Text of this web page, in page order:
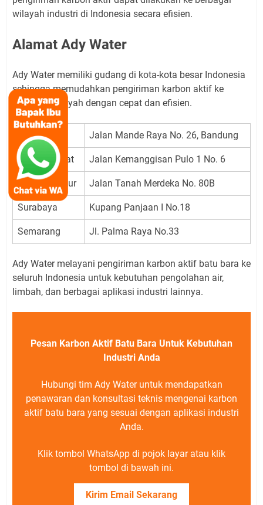
wilayah industri di Indonesia secara efisien.
Alamat Ady Water
Ady Water memiliki gudang di kota-kota besar Indonesia
sehingga memudahkan pengiriman karbon aktif ke
berbagai wilayah dengan cepat dan efisien.
Bandung Jalan Mande Raya No. 26, Bandung
Jakarta Barat Jalan Kemanggisan Pulo 1 No. 6
Jakarta Timur Jalan Tanah Merdeka No. 80B
Surabaya Kupang Panjaan I No.18
Semarang Jl. Palma Raya No.33
Ady Water melayani pengiriman karbon aktif batu bara ke
seluruh Indonesia untuk kebutuhan pengolahan air,
limbah, dan berbagai aplikasi industri lainnya.
Pesan Karbon Aktif Batu Bara Untuk Kebutuhan
Industri Anda
Hubungi tim Ady Water untuk mendapatkan
penawaran dan konsultasi teknis mengenai karbon
aktif batu bara yang sesuai dengan aplikasi industri
Anda.
Klik tombol WhatsApp di pojok layar atau klik
tombol di bawah ini.
Kirim Email Sekarang